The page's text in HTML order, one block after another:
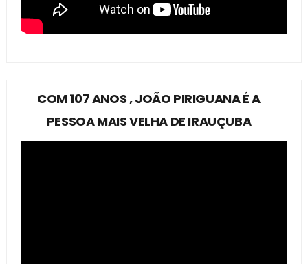
COM 107 ANOS , JOÃO PIRIGUANA É A
PESSOA MAIS VELHA DE IRAUÇUBA